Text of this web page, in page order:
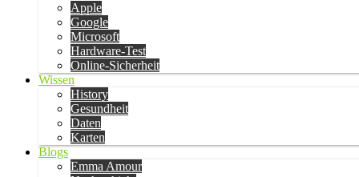
Apple
Google
Microsoft
Hardware-Test
Online-Sicherheit
Wissen
History
Gesundheit
Daten
Karten
Blogs
Emma Amour